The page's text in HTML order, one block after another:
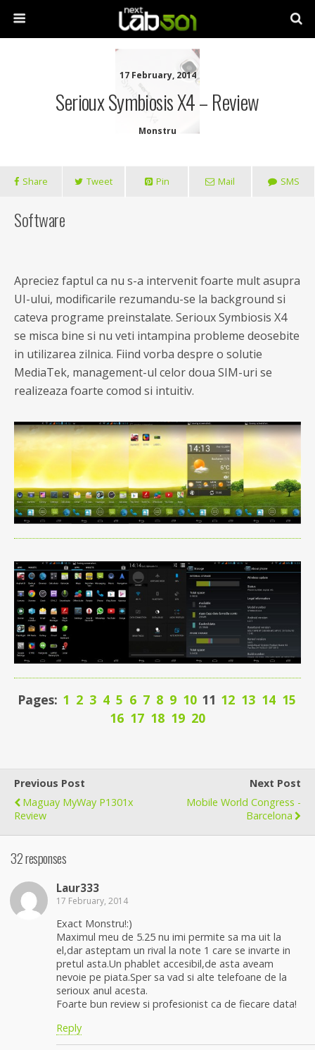
17 February, 2014
Serioux Symbiosis X4 – Review
Monstru
Share Tweet Pin Mail SMS
Software
Apreciez faptul ca nu s-a intervenit foarte mult asupra
UI-ului, modificarile rezumandu-se la background si
cateva programe preinstalate. Serioux Symbiosis X4
se misca bine si nu veti intampina probleme deosebite
in utilizarea zilnica. Fiind vorba despre o solutie
MediaTek, management-ul celor doua SIM-uri se
realizeaza foarte comod si intuitiv.
Pages: 1 2 3 4 5 6 7 8 9 10 11 12 13 14 15
16 17 18 19 20
Previous Post
Maguay MyWay P1301x
Review
Next Post
Mobile World Congress -
Barcelona
32 responses
Laur333
17 February, 2014
Exact Monstru!:)
Maximul meu de 5.25 nu imi permite sa ma uit la
el,dar asteptam un rival la note 1 care se invarte in
pretul asta.Un phablet accesibil,de asta aveam
nevoie pe piata.Sper sa vad si alte telefoane de la
serioux anul acesta.
Foarte bun review si profesionist ca de fiecare data!
Reply